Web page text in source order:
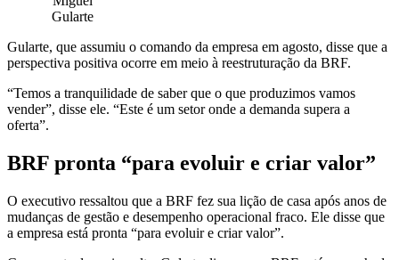
Gularte
Gularte, que assumiu o comando da empresa em agosto, disse que a
perspectiva positiva ocorre em meio à reestruturação da BRF.
“Temos a tranquilidade de saber que o que produzimos vamos
vender”, disse ele. “Este é um setor onde a demanda supera a
oferta”.
BRF pronta “para evoluir e criar valor”
O executivo ressaltou que a BRF fez sua lição de casa após anos de
mudanças de gestão e desempenho operacional fraco. Ele disse que
a empresa está pronta “para evoluir e criar valor”.